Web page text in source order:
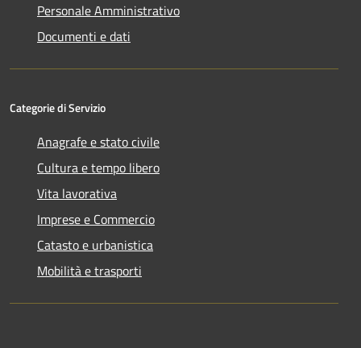
Personale Amministrativo
Documenti e dati
Categorie di Servizio
Anagrafe e stato civile
Cultura e tempo libero
Vita lavorativa
Imprese e Commercio
Catasto e urbanistica
Mobilità e trasporti